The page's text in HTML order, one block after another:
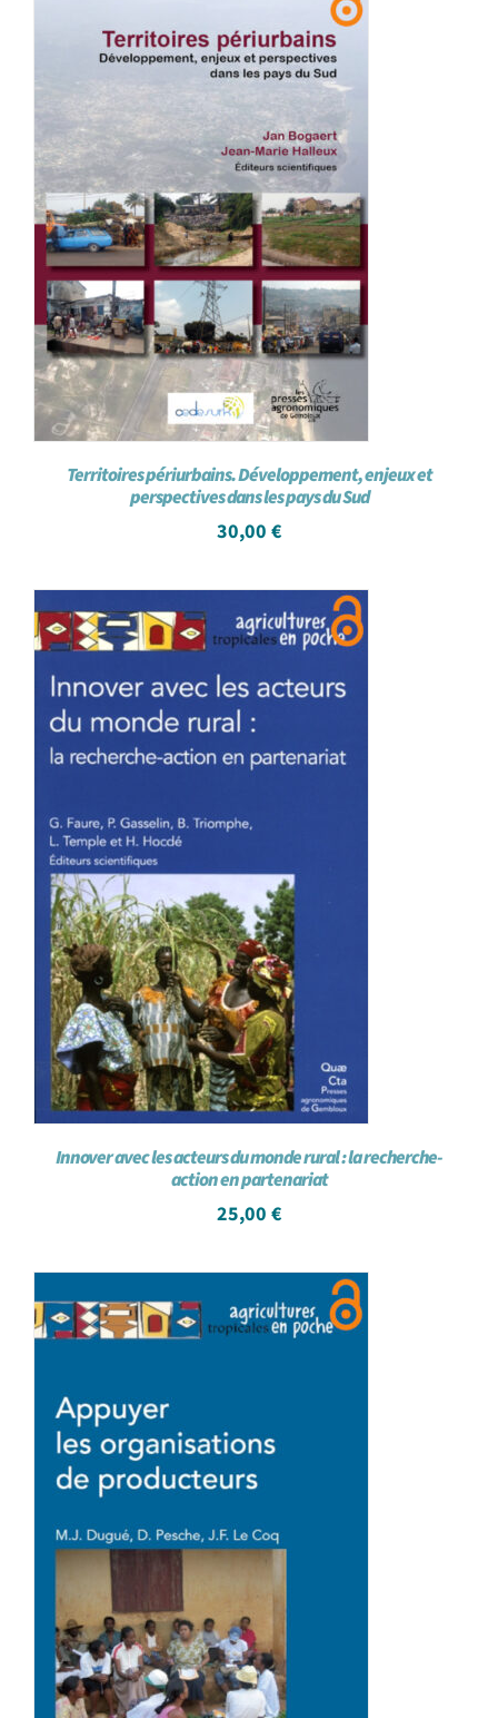
Achat en ligne
Panier WooCommerce
Territoires périurbains. Développement, enjeux et
perspectives dans les pays du Sud
30,00 €
Innover avec les acteurs du monde rural : la recherche-
action en partenariat
25,00 €